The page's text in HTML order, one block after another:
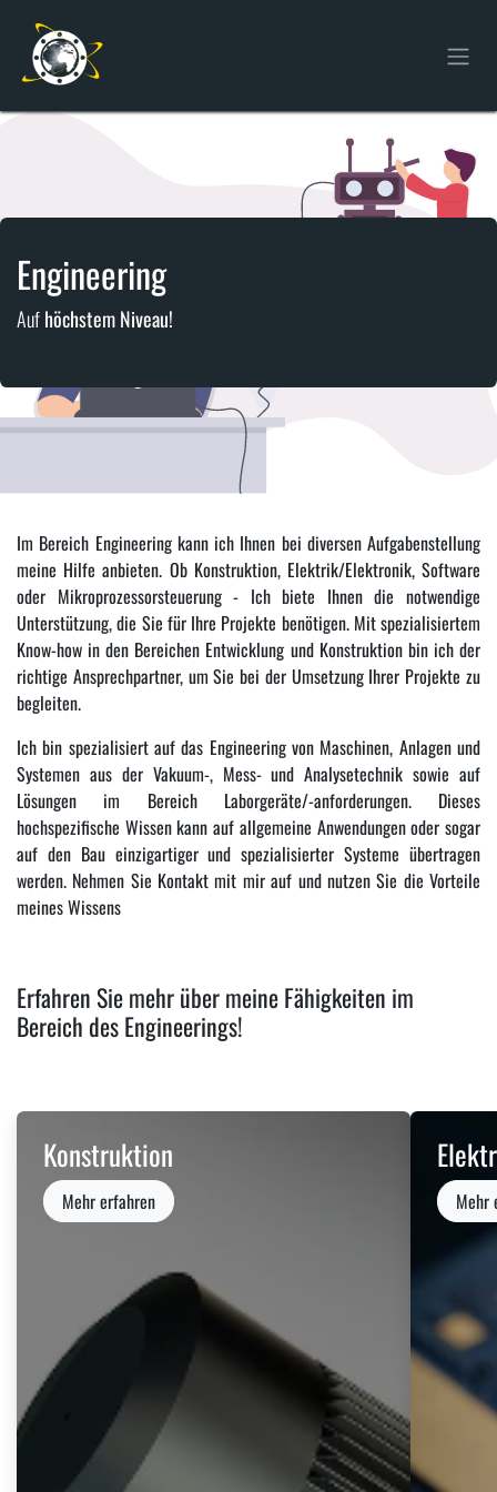
Engineering
Aufhöchstem Niveau!
Im Bereich Engineering kann ich Ihnen bei diversen Aufgabenstellung
meine Hilfe anbieten. Ob Konstruktion, Elektrik/Elektronik, Software
oder Mikroprozessorsteuerung - Ich biete Ihnen die notwendige
Unterstützung, die Sie für Ihre Projekte benötigen. Mit spezialisiertem
Know-how in den Bereichen Entwicklung und Konstruktion bin ich der
richtige Ansprechpartner, um Sie bei der Umsetzung Ihrer Projekte zu
begleiten.
Ich bin spezialisiert auf das Engineering von Maschinen, Anlagen und
Systemen aus der Vakuum-, Mess- und Analysetechnik sowie auf
Lösungen im Bereich Laborgeräte/-anforderungen. Dieses
hochspezifische Wissen kann auf allgemeine Anwendungen oder sogar
auf den Bau einzigartiger und spezialisierter Systeme übertragen
werden. Nehmen Sie Kontakt mit mir auf und nutzen Sie die Vorteile
meines Wissens
Erfahren Sie mehr über meine Fähigkeiten im
Bereich des Engineerings!
Konstruktion
Mehr erfahren Mehr